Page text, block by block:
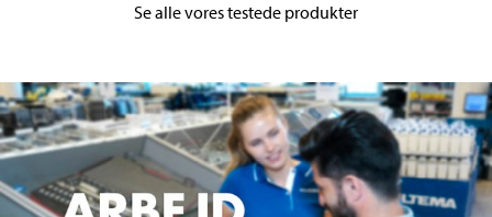
Se alle vores testede produkter